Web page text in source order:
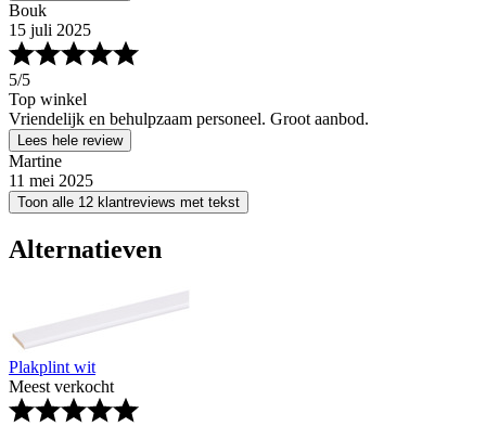
Bouk
15 juli 2025
5/5
Top winkel
Vriendelijk en behulpzaam personeel. Groot aanbod.
Lees hele review
Martine
11 mei 2025
Toon alle 12 klantreviews met tekst
Alternatieven
Plakplint wit
Meest verkocht